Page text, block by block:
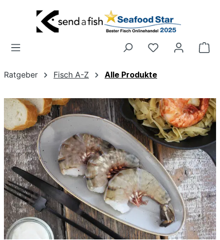
Zum Hauptinhalt springen
Ratgeber Fisch A-Z Alle Produkte